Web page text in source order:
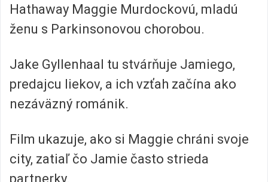
Hathaway Maggie Murdockovú, mladú
ženu s Parkinsonovou chorobou.
Jake Gyllenhaal tu stvárňuje Jamiego,
predajcu liekov, a ich vzťah začína ako
nezáväzný románik.
Film ukazuje, ako si Maggie chráni svoje
city, zatiaľ čo Jamie často strieda
partnerky.